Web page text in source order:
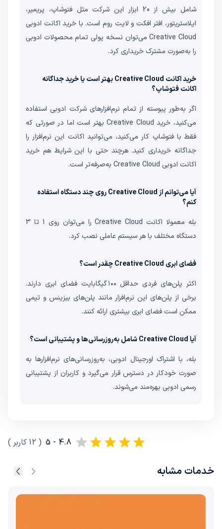
شامل بیش از 20 ابزار این شرکت مثل فتوشاپ، پریمیر،
ایلاستریتور، افتر افکت و لایت روم است. با خرید اکانت ادوبی
Creative Cloud می‌توان نسخه پولی تمام محصولات ادوبی
را به‌صورت مشترک خریداری کرد.
خرید اکانت Creative Cloud بهتر است یا خرید جداگانه
اکانت فتوشاپ؟
اگر به‌طور پیوسته از تمام نرم‌افزارهای شرکت ادوبی استفاده
می‌کنید، خرید Creative Cloud بهتر است اما در صورتی که
فقط با فتوشاپ کار می‌کنید، می‌توانید اکانت این نرم‌افزار را
جداگانه خریداری کنید. هرچند حتی با این شرایط هم خرید
اکانت ادوبی Creative Cloud به‌صرفه‌تر است.
آیا می‌توانم از Creative Cloud روی چند دستگاه استفاده
کنم؟
بله معمولا اکانت Creative Cloud را می‌توان روی 1 تا 3
دستگاه مختلف با هر سیستم عاملی نصب کرد.
فضای ابری Creative Cloud چقدر است؟
اکثر پلن‌های فردی حداقل ۱۰۰ گیگابایت فضای ابری دارند.
برخی از پلن‌های این نرم‌افزار مانند پلن‌های بیزینس و تیمی
ممکن است فضای ابری بیشتری ارائه کنند.
آیا Creative Cloud شامل به‌روزرسانی‌ها و پشتیبانی است؟
بله، با اشتراک اورجینال ادوبی، به‌روزرسانی‌های نرم‌افزارها به
صورت خودکار در دسترس قرار می‌گیرد و کاربران از پشتیبانی
رسمی ادوبی بهره‌مند می‌شوند.
4.8 - 5
(
12 کاربر )
خدمات مشابه